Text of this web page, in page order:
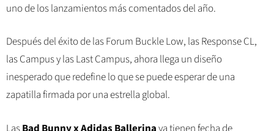
uno de los lanzamientos más comentados del año.
Después del éxito de las Forum Buckle Low, las Response CL,
las Campus y las Last Campus, ahora llega un diseño
inesperado que redefine lo que se puede esperar de una
zapatilla firmada por una estrella global.